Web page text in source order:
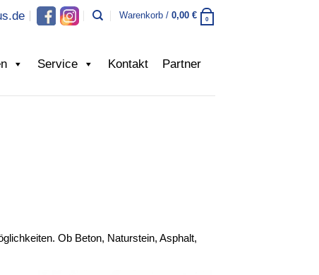
Warenkorb / 0,00 € 0
Service Kontakt Partner
Ob Beton, Naturstein, Asphalt,